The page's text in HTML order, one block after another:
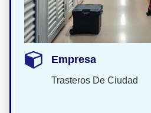
Empresa
Trasteros De Ciudad